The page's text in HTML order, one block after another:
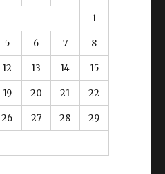
1
5 6 7 8
12 13 14 15
19 20 21 22
26 27 28 29